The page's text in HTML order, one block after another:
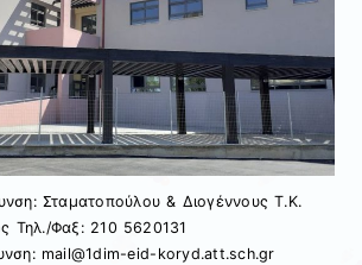
Σταματοπούλου & Διογέννους Τ.Κ.
Τηλ./Φαξ: 210 5620131
mail@1dim-eid-koryd.att.sch.gr